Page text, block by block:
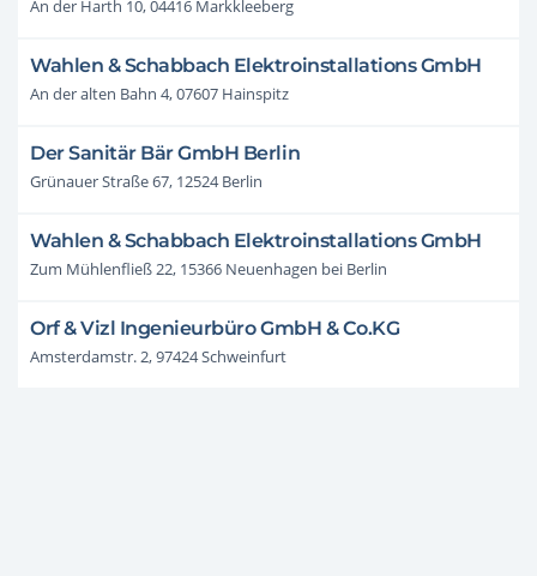
An der Harth 10, 04416 Markkleeberg
Wahlen & Schabbach Elektroinstallations GmbH
An der alten Bahn 4, 07607 Hainspitz
Der Sanitär Bär GmbH Berlin
Grünauer Straße 67, 12524 Berlin
Wahlen & Schabbach Elektroinstallations GmbH
Zum Mühlenfließ 22, 15366 Neuenhagen bei Berlin
Orf & Vizl Ingenieurbüro GmbH & Co.KG
Amsterdamstr. 2, 97424 Schweinfurt